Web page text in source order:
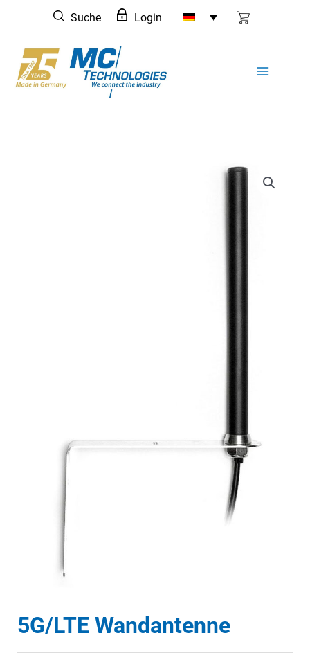
springen
Suche Login
5G/LTE Wandantenne